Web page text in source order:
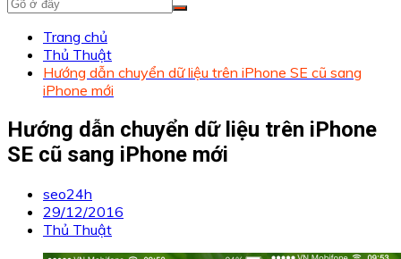
Trang chủ
Thủ Thuật
Hướng dẫn chuyển dữ liệu trên iPhone SE cũ sang
iPhone mới
Hướng dẫn chuyển dữ liệu trên iPhone
SE cũ sang iPhone mới
seo24h
29/12/2016
Thủ Thuật